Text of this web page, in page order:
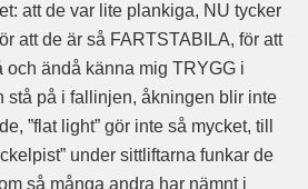
att de var lite plankiga, NU tycker
att de är så FARTSTABILA, för att
och ändå känna mig TRYGG i
stå på i fallinjen, åkningen blir inte
”flat light” gör inte så mycket, till
under sittliftarna funkar de
så många andra har nämnt i